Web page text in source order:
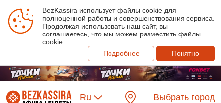
BezKassira использует файлы cookie для
полноценной работы и совершенствования сервиса.
Продолжая использовать наш сайт, вы
соглашаетесь, что мы можем разместить файлы
cookie.
Подробнее
Понятно
Ru Выбрать город